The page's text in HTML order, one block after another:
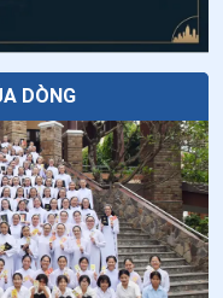
DÒNG
thường niên - Chúa